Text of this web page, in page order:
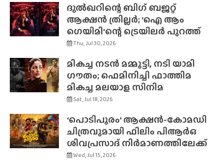
ദുൽഖറിന്റെ ബിഗ് ബജറ്റ്
ആക്ഷൻ ത്രില്ലർ; ‘ഐ ആം
ഗെയിമി’ന്റെ ട്രെയിലർ പുറത്ത്
Thu, Jul 30, 2026
മികച്ച നടൻ മമ്മൂട്ടി, നടി യാമി
ഗൗതം; ഫെമിനിച്ചി ഫാത്തിമ
മികച്ച മലയാള സിനിമ
Sat, Jul 18, 2026
‘പൊടിപൂരം’ ആക്ഷൻ-കോമഡി
ചിത്രവുമായി ഫിലിം പിആർഒ
ശിവപ്രസാദ് നിർമാണത്തിലേക്ക്
Wed, Jul 15, 2026